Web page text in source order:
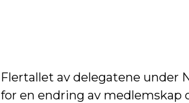
Flertallet av delegatene under
for en endring av